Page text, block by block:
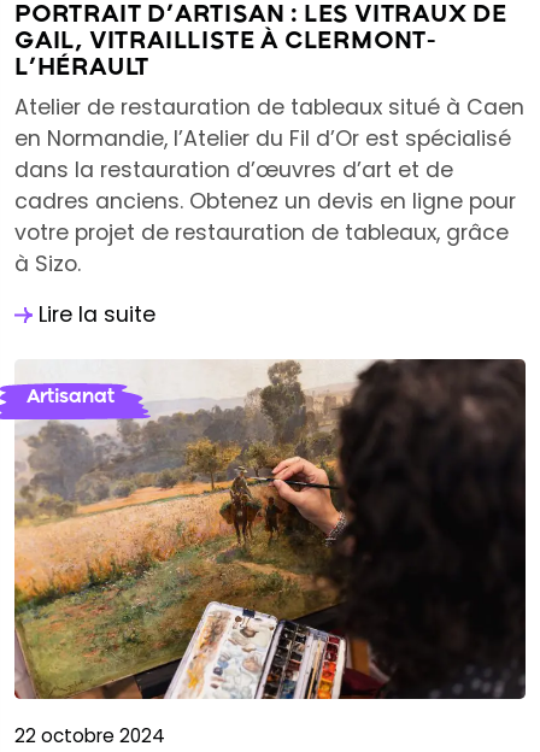
PORTRAIT D’ARTISAN : LES VITRAUX DE
GAIL, VITRAILLISTE À CLERMONT-
L’HÉRAULT
Atelier de restauration de tableaux situé à Caen
en Normandie, l’Atelier du Fil d’Or est spécialisé
dans la restauration d’œuvres d’art et de
cadres anciens. Obtenez un devis en ligne pour
votre projet de restauration de tableaux, grâce
à Sizo.
Lire la suite
Artisanat
22 octobre 2024